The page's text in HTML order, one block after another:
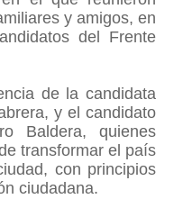
y amigos, en
del Frente
de la candidata
y el candidato
Baldera, quienes
transformar el país
con principios
ciudadana.